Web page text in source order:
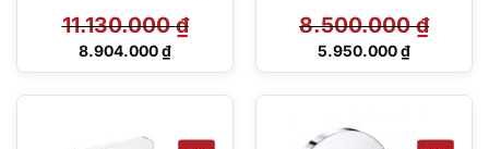
11.130.000₫
Giá
11.130.000 ₫.
8.904.000₫
Giá
8.904.000 ₫.
8.500.000₫
Giá
8.500.000 ₫.
5.950.000₫
Giá
5.950.000 ₫.